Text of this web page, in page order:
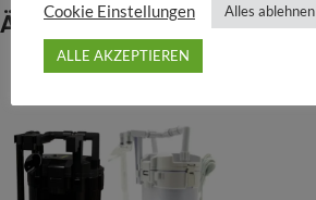
Ähnliche Produkte
Cookie Einstellungen Alles ablehnen
ALLE AKZEPTIEREN